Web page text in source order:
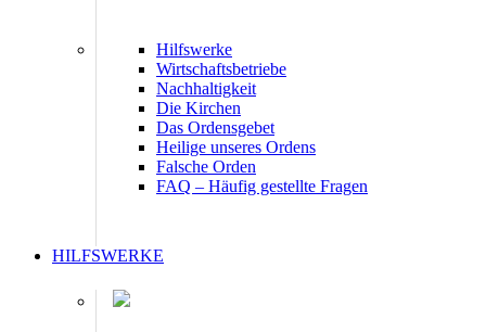
Hilfswerke
Wirtschaftsbetriebe
Nachhaltigkeit
Die Kirchen
Das Ordensgebet
Heilige unseres Ordens
Falsche Orden
FAQ – Häufig gestellte Fragen
HILFSWERKE